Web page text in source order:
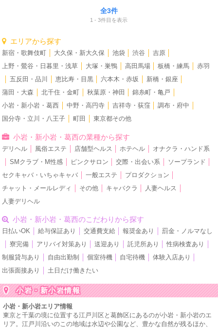
全3件
1 - 3件目を表示
エリアから探す
新宿・歌舞伎町 大久保・新大久保 池袋 渋谷 吉原
上野・鶯谷・日暮里・浅草
大塚・巣鴨 高田馬場 板橋・練馬
赤羽
五反田・品川 恵比寿・目黒 六本木・赤坂 新橋・銀座
蒲田・大森
北千住・金町 秋葉原・神田 錦糸町・亀戸
小岩・新小岩・葛西
中野・高円寺 吉祥寺・荻窪 調布・府中
国分寺・立川・八王子
町田 東京都その他
小岩・新小岩・葛西の業種から探す
デリヘル 風俗エステ 店舗型ヘルス ホテヘル
オナクラ・ハンド系
SMクラブ・M性感 ピンクサロン 交際・出会い系 ソープランド
セクキャバ・いちゃキャバ
一般エステ プロダクション
チャット・メールレディ
その他 キャバクラ 人妻ヘルス
人妻デリヘル
小岩・新小岩・葛西のこだわりから探す
日払いOK 給与保証あり 交通費支給 報奨金あり
罰金・ノルマなし
寮完備 アリバイ対策あり 送迎あり 託児所あり 性病検査あり
制服貸与あり
自由出勤制 個室待機 自宅待機 体験入店あり
出張面接あり
土日だけ働きたい
小岩・新小岩情報
小岩・新小岩エリア情報
東京と千葉の境に位置する江戸川区と葛飾区にあるのが小岩・新小岩のエ
リア。江戸川沿いのこの地域は水辺や公園など、豊かな自然が残るほか、